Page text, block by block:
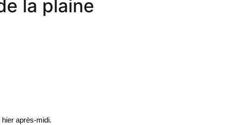
la plaine
après-midi.